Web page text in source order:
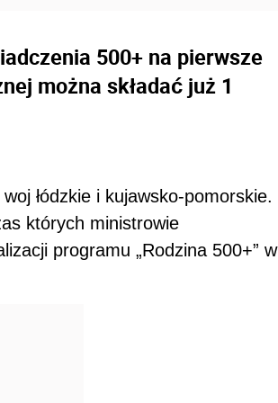
500+ na pierwsze
można składać już 1
łódzkie i kujawsko-pomorskie.
których ministrowie
programu „Rodzina 500+” w